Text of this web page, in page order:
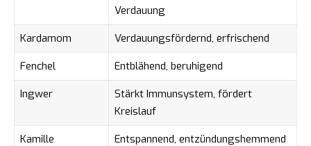
Verdauung
Kardamom
Verdauungsfördernd, erfrischend
Fenchel
Entblähend, beruhigend
Ingwer
Stärkt Immunsystem, fördert
Kreislauf
Kamille
Entspannend, entzündungshemmend